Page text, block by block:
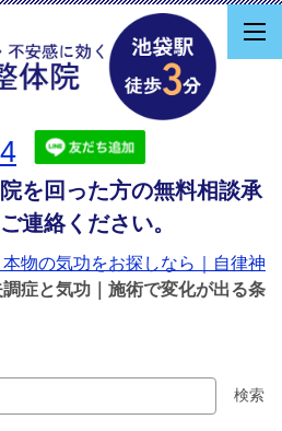
を回った方の無料相談承
連絡ください。
物の気功をお探しなら｜自律神
調症と気功｜施術で変化が出る条
検索